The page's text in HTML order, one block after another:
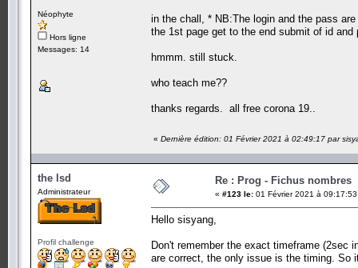
Néophyte
Hors ligne
Messages: 14
in the chall, * NB:The login and the pass
the 1st page get to the end submit of id
hmmm. still stuck.
who teach me??
thanks regards. all free corona 19..
« Dernière édition: 01 Février 2021 à 02:49:17 par
the lsd
Administrateur
Profil challenge
Re : Prog - Fichus nombres
« #123 le: 01 Février 2021 à
Hello sisyang,
Don't remember the exact timeframe (2sec
are correct, the only issue is the timing. So